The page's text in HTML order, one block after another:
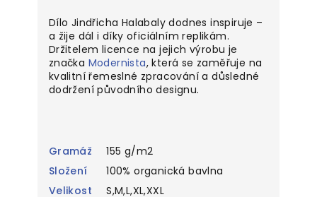
Dílo Jindřicha Halabaly dodnes inspiruje –
a žije dál i díky oficiálním replikám.
Držitelem licence na jejich výrobu je
značka Modernista, která se zaměřuje na
kvalitní řemeslné zpracování a důsledné
dodržení původního designu.
Gramáž
155 g/m2
Složení
100% organická bavlna
Velikost
S,M,L,XL,XXL